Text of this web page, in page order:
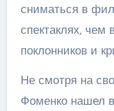
сниматься в
спектаклях,
поклонников и
Не смотря на
Фоменко нашел